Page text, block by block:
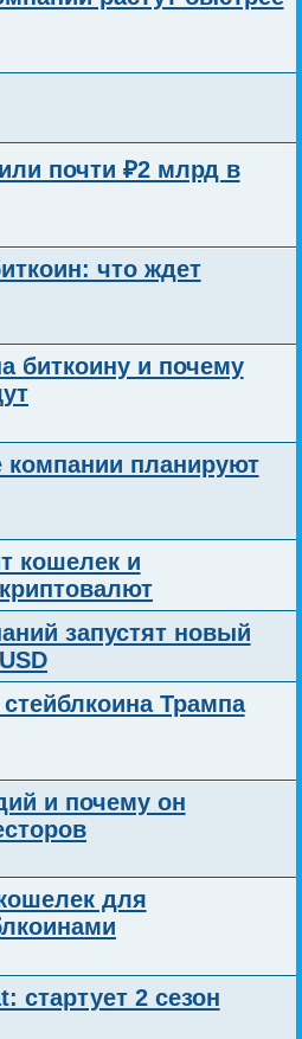
почти ₽2 млрд в
что ждет
биткоину и почему
планируют
кошелек и
запустят новый
Трампа
и почему он
для
стартует 2 сезон